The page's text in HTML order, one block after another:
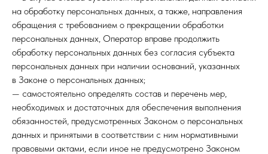
на обработку персональных данных, а также, направления
обращения с требованием о прекращении обработки
персональных данных, Оператор вправе продолжить
обработку персональных данных без согласия субъекта
персональных данных при наличии оснований, указанных
в Законе о персональных данных;
— самостоятельно определять состав и перечень мер,
необходимых и достаточных для обеспечения выполнения
обязанностей, предусмотренных Законом о персональных
данных и принятыми в соответствии с ним нормативными
правовыми актами, если иное не предусмотрено Законом